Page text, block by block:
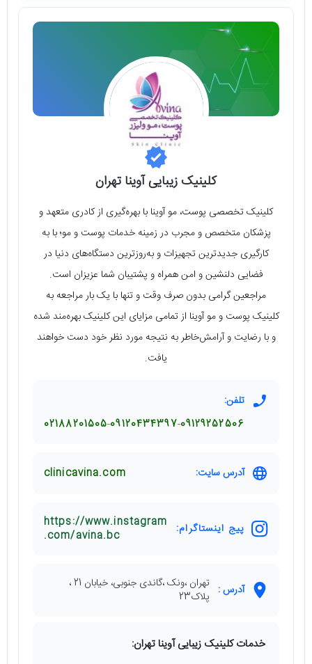
کلینیک زیبایی آوینا تهران
کلینیک تخصصی پوست، مو آوینا با بهره‌گیری از کادری متعهد و
پزشکان متخصص و مجرب در زمینه خدمات پوست و مو؛ با به
کارگیری جدیدترین تجهیزات و به‌روزترین دستگاه‌های دنیا در
فضایی دلنشین و امن همراه و پشتیبان شما عزیزان است.
مراجعین گرامی بدون صرف وقت و تنها با یک بار مراجعه به
کلینیک پوست و مو آوینا از تمامی مزایای این کلینیک بهره‌مند شده
و با رضایت و آرامش‌خاطر به نتیجه مورد نظر خود دست خواهند
یافت.
تلفن:
09129252506
09120434397
02188201505
آدرس سایت: clinicavina.com
پیج اینستاگرام:
https://www.instagram
.com/avina.bc
آدرس :
تهران ،ونک ،گاندی جنوبی، خیابان 21 ،
پلاک23
خدمات کلینیک زیبایی آوینا تهران: